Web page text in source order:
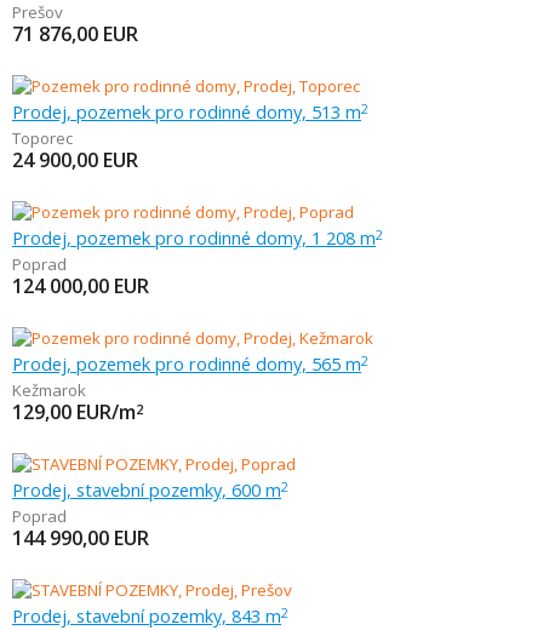
Prešov
71 876,00 EUR
Prodej, pozemek pro rodinné domy, 513 m2
Toporec
24 900,00 EUR
Prodej, pozemek pro rodinné domy, 1 208 m2
Poprad
124 000,00 EUR
Prodej, pozemek pro rodinné domy, 565 m2
Kežmarok
129,00 EUR/m2
Prodej, stavební pozemky, 600 m2
Poprad
144 990,00 EUR
Prodej, stavební pozemky, 843 m2